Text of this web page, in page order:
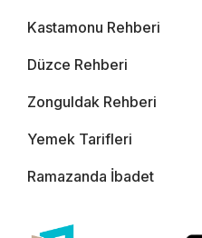
Kastamonu Rehberi
Düzce Rehberi
Zonguldak Rehberi
Yemek Tarifleri
Ramazanda İbadet